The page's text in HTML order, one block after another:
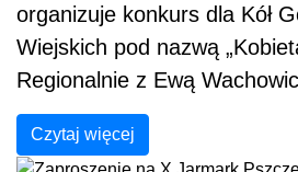
organizuje konkurs dla Kół
Wiejskich pod nazwą
Regionalnie z Ewą
Czytaj więcej